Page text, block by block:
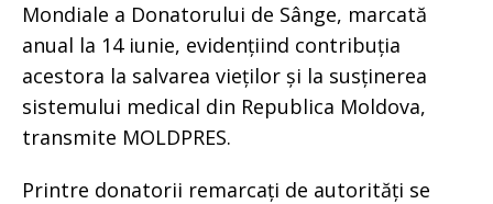
Mondiale a Donatorului de Sânge, marcată
anual la 14 iunie, evidențiind contribuția
acestora la salvarea vieților și la susținerea
sistemului medical din Republica Moldova,
transmite MOLDPRES.
Printre donatorii remarcați de autorități se